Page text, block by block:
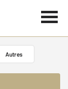
Autres